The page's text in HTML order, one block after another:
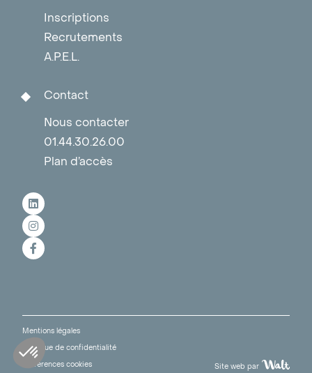
Inscriptions
Recrutements
A.P.E.L.
Contact
Nous contacter
01.44.30.26.00
Plan d’accès
Mentions légales
Politique de confidentialité
Préférences cookies
Site web par